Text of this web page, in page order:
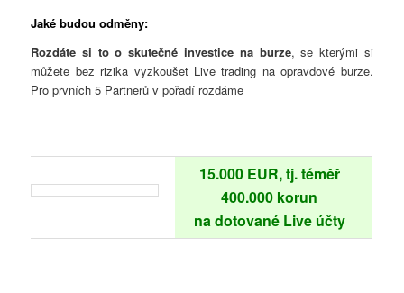
Jaké budou odměny:
Rozdáte si to o skutečné investice na burze, se kterými si
můžete bez rizika vyzkoušet Live trading na opravdové burze.
Pro prvních 5 Partnerů v pořadí rozdáme
15.000 EUR, tj. téměř
400.000 korun
na dotované Live účty